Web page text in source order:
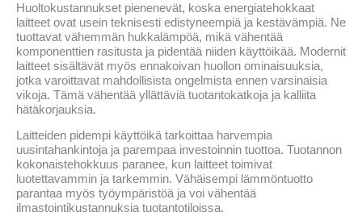
Huoltokustannukset pienenevät, koska energiatehokkaat
laitteet ovat usein teknisesti edistyneempiä ja kestävämpiä. Ne
tuottavat vähemmän hukkalämpöä, mikä vähentää
komponenttien rasitusta ja pidentää niiden käyttöikää. Modernit
laitteet sisältävät myös ennakoivan huollon ominaisuuksia,
jotka varoittavat mahdollisista ongelmista ennen varsinaisia
vikoja. Tämä vähentää yllättäviä tuotantokatkoja ja kalliita
hätäkorjauksia.
Laitteiden pidempi käyttöikä tarkoittaa harvempia
uusintahankintoja ja parempaa investoinnin tuottoa. Tuotannon
kokonaistehokkuus paranee, kun laitteet toimivat
luotettavammin ja tarkemmin. Vähäisempi lämmöntuotto
parantaa myös työympäristöä ja voi vähentää
ilmastointikustannuksia tuotantotiloissa.